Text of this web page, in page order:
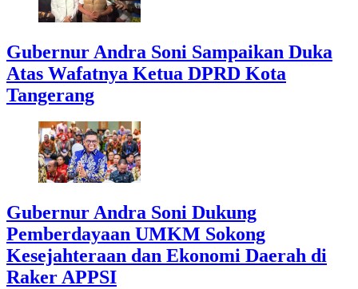
Gubernur Andra Soni Sampaikan Duka
Atas Wafatnya Ketua DPRD Kota
Tangerang
Gubernur Andra Soni Dukung
Pemberdayaan UMKM Sokong
Kesejahteraan dan Ekonomi Daerah di
Raker APPSI